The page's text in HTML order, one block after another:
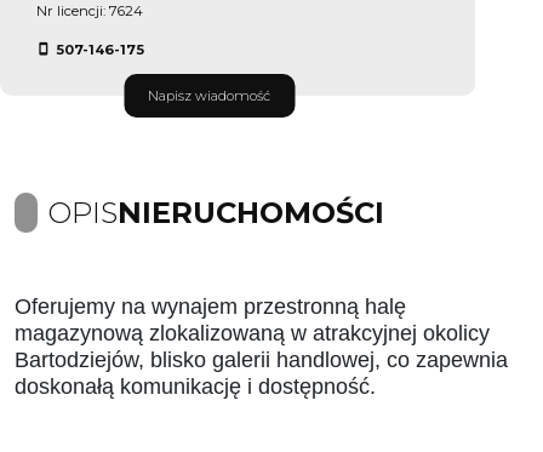
Nr licencji: 7624
507-146-175
Napisz wiadomość
OPISNIERUCHOMOŚCI
Oferujemy na wynajem przestronną halę
magazynową zlokalizowaną w atrakcyjnej okolicy
Bartodziejów, blisko galerii handlowej, co zapewnia
doskonałą komunikację i dostępność.